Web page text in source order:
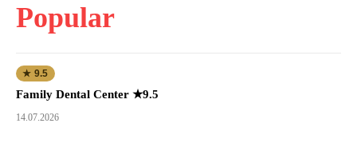
Popular
★ 9.5
Family Dental Center ★9.5
14.07.2026